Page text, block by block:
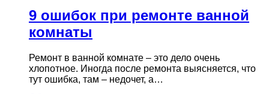
9 ошибок при ремонте ванной
комнаты
Ремонт в ванной комнате – это дело очень
хлопотное. Иногда после ремонта выясняется, что
тут ошибка, там – недочет, а…